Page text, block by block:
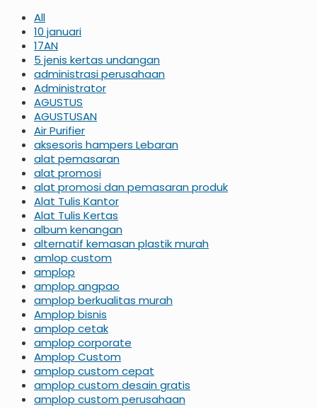
All
10 januari
17AN
5 jenis kertas undangan
administrasi perusahaan
Administrator
AGUSTUS
AGUSTUSAN
Air Purifier
aksesoris hampers Lebaran
alat pemasaran
alat promosi
alat promosi dan pemasaran produk
Alat Tulis Kantor
Alat Tulis Kertas
album kenangan
alternatif kemasan plastik murah
amlop custom
amplop
amplop angpao
amplop berkualitas murah
Amplop bisnis
amplop cetak
amplop corporate
Amplop Custom
amplop custom cepat
amplop custom desain gratis
amplop custom perusahaan